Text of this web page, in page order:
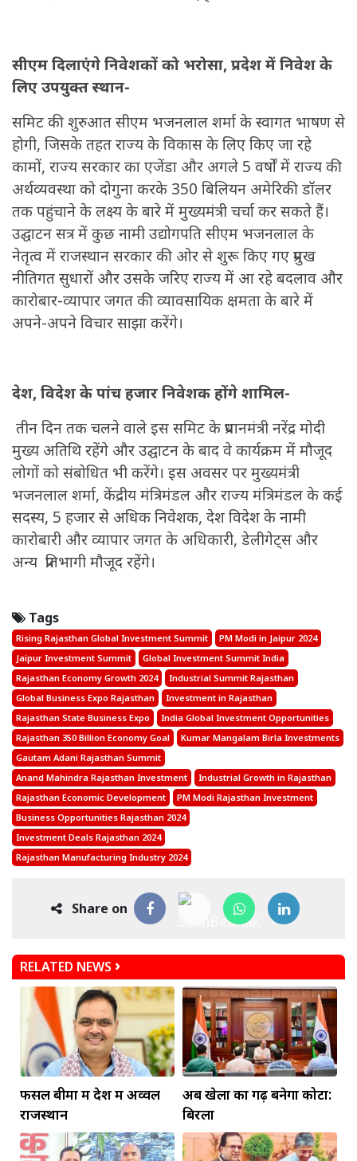
सीएम दिलाएंगे निवेशकों को भरोसा, प्रदेश में निवेश के
लिए उपयुक्त स्थान-
समिट की शुरुआत सीएम भजनलाल शर्मा के स्वागत भाषण से
होगी, जिसके तहत राज्य के विकास के लिए किए जा रहे
कामों, राज्य सरकार का एजेंडा और अगले 5 वर्षों में राज्य की
अर्थव्यवस्था को दोगुना करके 350 बिलियन अमेरिकी डॉलर
तक पहुंचाने के लक्ष्य के बारे में मुख्यमंत्री चर्चा कर सकते हैं।
उद्घाटन सत्र में कुछ नामी उद्योगपति सीएम भजनलाल के
नेतृत्व में राजस्थान सरकार की ओर से शुरू किए गए प्रमुख
नीतिगत सुधारों और उसके जरिए राज्य में आ रहे बदलाव और
कारोबार-व्यापार जगत की व्यावसायिक क्षमता के बारे में
अपने-अपने विचार साझा करेंगे।
देश, विदेश के पांच हजार निवेशक होंगे शामिल-
तीन दिन तक चलने वाले इस समिट के प्रधानमंत्री नरेंद्र मोदी
मुख्य अतिथि रहेंगे और उद्घाटन के बाद वे कार्यक्रम में मौजूद
लोगों को संबोधित भी करेंगे। इस अवसर पर मुख्यमंत्री
भजनलाल शर्मा, केंद्रीय मंत्रिमंडल और राज्य मंत्रिमंडल के कई
सदस्य, 5 हजार से अधिक निवेशक, देश विदेश के नामी
कारोबारी और व्यापार जगत के अधिकारी, डेलीगेट्स और
अन्य प्रतिभागी मौजूद रहेंगे।
Tags
Rising Rajasthan Global Investment Summit
PM Modi in Jaipur 2024
Jaipur Investment Summit
Global Investment Summit India
Rajasthan Economy Growth 2024
Industrial Summit Rajasthan
Global Business Expo Rajasthan
Investment in Rajasthan
Rajasthan State Business Expo
India Global Investment Opportunities
Rajasthan 350 Billion Economy Goal
Kumar Mangalam Birla Investments
Gautam Adani Rajasthan Summit
Anand Mahindra Rajasthan Investment
Industrial Growth in Rajasthan
Rajasthan Economic Development
PM Modi Rajasthan Investment
Business Opportunities Rajasthan 2024
Investment Deals Rajasthan 2024
Rajasthan Manufacturing Industry 2024
Share on
RELATED NEWS
फसल बीमा में देश में अव्वल
राजस्थान
अब खेलों का गढ़ बनेगा कोटा:
बिरला